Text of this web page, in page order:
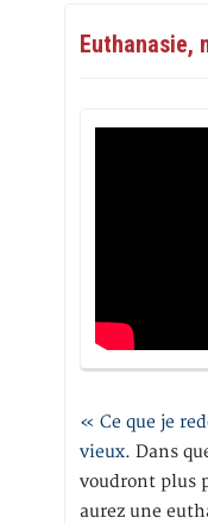
Euthanasie,
« Ce que je
vieux. Dans
voudront plus
aurez une